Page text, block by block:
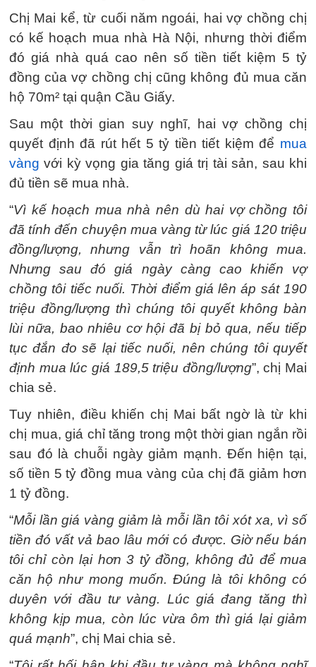
Chị Mai kể, từ cuối năm ngoái, hai vợ chồng chị
có kế hoạch mua nhà Hà Nội, nhưng thời điểm
đó giá nhà quá cao nên số tiền tiết kiệm 5 tỷ
đồng của vợ chồng chị cũng không đủ mua căn
hộ 70m² tại quận Cầu Giấy.
Sau một thời gian suy nghĩ, hai vợ chồng chị
quyết định đã rút hết 5 tỷ tiền tiết kiệm để mua
vàng với kỳ vọng gia tăng giá trị tài sản, sau khi
đủ tiền sẽ mua nhà.
“Vì kế hoạch mua nhà nên dù hai vợ chồng tôi
đã tính đến chuyện mua vàng từ lúc giá 120 triệu
đồng/lượng, nhưng vẫn trì hoãn không mua.
Nhưng sau đó giá ngày càng cao khiến vợ
chồng tôi tiếc nuối. Thời điểm giá lên áp sát 190
triệu đồng/lượng thì chúng tôi quyết không bàn
lùi nữa, bao nhiêu cơ hội đã bị bỏ qua, nếu tiếp
tục đắn đo sẽ lại tiếc nuối, nên chúng tôi quyết
định mua lúc giá 189,5 triệu đồng/lượng”, chị Mai
chia sẻ.
Tuy nhiên, điều khiến chị Mai bất ngờ là từ khi
chị mua, giá chỉ tăng trong một thời gian ngắn rồi
sau đó là chuỗi ngày giảm mạnh. Đến hiện tại,
số tiền 5 tỷ đồng mua vàng của chị đã giảm hơn
1 tỷ đồng.
“Mỗi lần giá vàng giảm là mỗi lần tôi xót xa, vì số
tiền đó vất vả bao lâu mới có được. Giờ nếu bán
tôi chỉ còn lại hơn 3 tỷ đồng, không đủ để mua
căn hộ như mong muốn. Đúng là tôi không có
duyên với đầu tư vàng. Lúc giá đang tăng thì
không kịp mua, còn lúc vừa ôm thì giá lại giảm
quá mạnh”, chị Mai chia sẻ.